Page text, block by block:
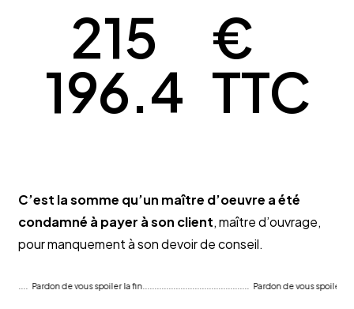
215
196.4
€
TTC
C’est la somme qu’un maître d’oeuvre a été
condamné à payer à son client, maître d’ouvrage,
pour manquement à son devoir de conseil.
de vous spoiler la fin............................................. Pardon de vous spoiler la